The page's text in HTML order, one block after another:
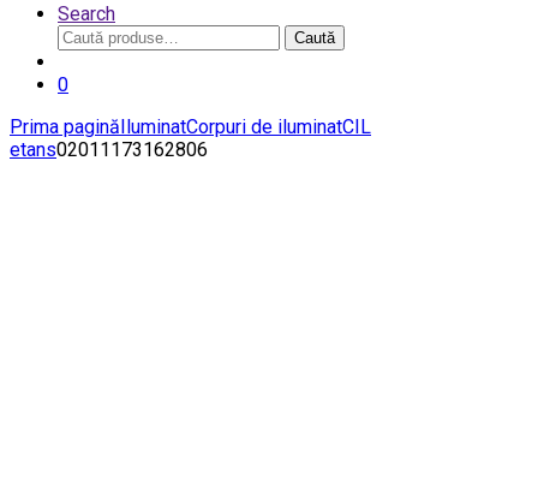
Search
Caută
după:
Caută
0
Prima paginăIluminatCorpuri de iluminatCIL
etans02011173162806